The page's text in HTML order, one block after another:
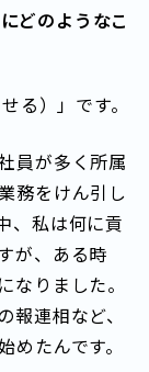
どのようなこ
る）」です。
員が多く所属
務をけん引し
、私は何に貢
が、ある時
なりました。
連相など、
たんです。